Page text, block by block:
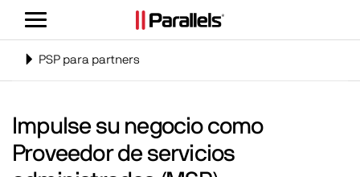
Alternar
Alternar
PSP para partners
Impulse su negocio como
Proveedor de servicios